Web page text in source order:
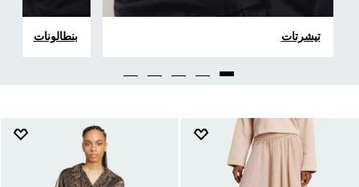
تيشرتات بنطالونات